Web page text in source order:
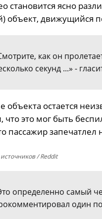
становится ясно
объект, движущийся
как он
секунд ...» -
объекта остается
это мог быть
пассажир
/ Reddit
определенно самый
один